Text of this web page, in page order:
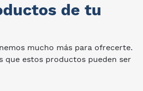
de tu
mucho más para ofrecerte.
que estos productos pueden ser